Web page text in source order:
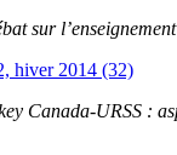
sur
hiver 2014 (32)
Canada-URSS :